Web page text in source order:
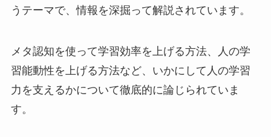
うテーマで、情報を深掘って解説されています。
メタ認知を使って学習効率を上げる方法、人の学
習能動性を上げる方法など、いかにして人の学習
力を支えるかについて徹底的に論じられていま
す。